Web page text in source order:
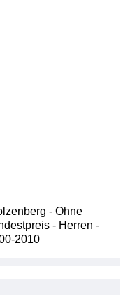
- Ohne
- Herren -
2010